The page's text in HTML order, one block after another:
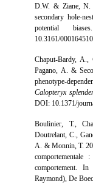
D.W. & Ziane, N.
secondary hole-
potential
10.3161/
Chaput-Bardy, A.,
Pagano, A. &
phenotype-
Calopteryx
DOI: 10.1371/
Boulinier, T.,
Doutrelant, C.,
A. & Monnin, T.
comportementale
comportement.
Raymond), De